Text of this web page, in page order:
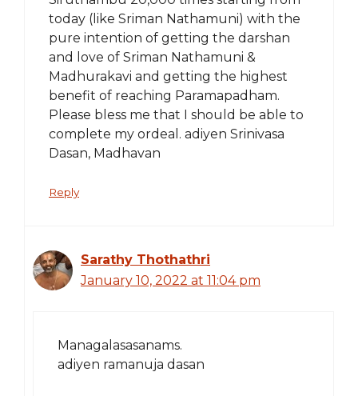
today (like Sriman Nathamuni) with the
pure intention of getting the darshan
and love of Sriman Nathamuni &
Madhurakavi and getting the highest
benefit of reaching Paramapadham.
Please bless me that I should be able to
complete my ordeal. adiyen Srinivasa
Dasan, Madhavan
Reply
Sarathy Thothathri
January 10, 2022 at 11:04 pm
Managalasasanams.
adiyen ramanuja dasan